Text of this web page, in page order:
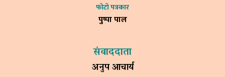
फोटो पत्रकार
पुष्पा पाल
संवाददाता
अनुप आचार्य